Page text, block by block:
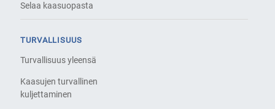
Selaa kaasuopasta
TURVALLISUUS
Turvallisuus yleensä
Kaasujen turvallinen
kuljettaminen